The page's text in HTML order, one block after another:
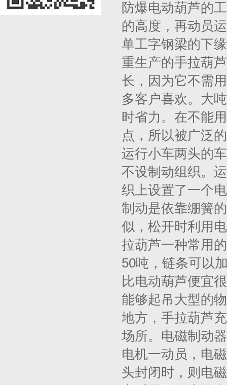
防爆电动葫芦的
的高度，再动员
单工字钢梁的下
重生产的手拉葫
长，因为它不需
多客户喜欢。大
时省力。在不能
点，所以被广泛
运行小车两头的
不设制动组织。
织上设置了一个
制动是依靠绷簧
似，松开时利用
拉葫芦一种常用
50吨，链条可以
比电动葫芦便宜
能够起吊大型的
地方，手拉葫芦
场所。电磁制动
电机一动员，电
头封闭时，则电